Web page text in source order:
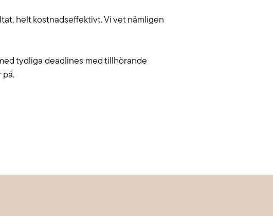
helt kostnadseffektivt. Vi vet nämligen
tydliga deadlines med tillhörande
på.